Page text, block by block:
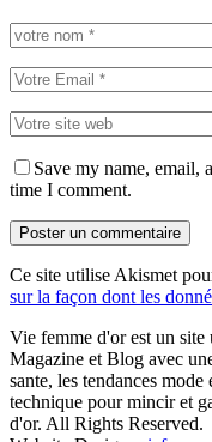
Save my name, email,
time I comment.
Ce site utilise Akismet
sur la façon dont les
Vie femme d'or est un site
Magazine et Blog avec
sante, les tendances
technique pour mincir et
d'or. All Rights Reserved.